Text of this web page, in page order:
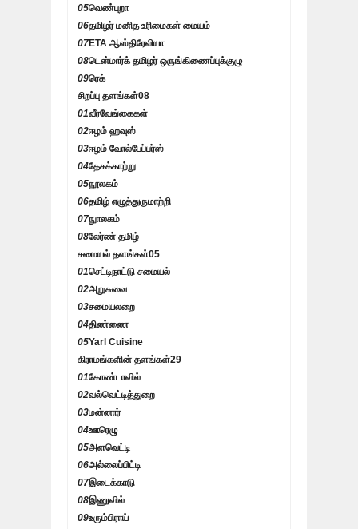
05வெண்புறா
06தமிழர் மனித உரிமைகள் மையம்
07ETA ஆஸ்திரேலியா
08டென்மார்க் தமிழர் ஒருங்கிணைப்புக்குழு
09ரெக்
சிறப்பு தளங்கள்08
01வீரவேங்கைகள்
02ஈழம் ஹவுஸ்
03ஈழம் வோல்பேப்பர்ஸ்
04தேசக்காற்று
05நூலகம்
06தமிழ் எழுத்துருமாற்றி
07நுாலகம்
08லேர்ண் தமிழ்
சமையல் தளங்கள்05
01செட்டிநாட்டு சமையல்
02அறுசுவை
03சமையலறை
04திண்ணை
05Yarl Cuisine
கிராமங்களின் தளங்கள்29
01கோண்டாவில்
02வல்வெட்டித்துறை
03மன்னார்
04ஊரெழு
05அளவெட்டி
06அல்லைப்பிட்டி
07இடைக்காடு
08இணுவில்
09உரும்பிராய்